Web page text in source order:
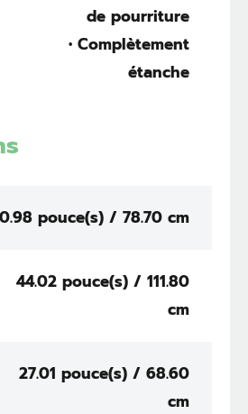
de pourriture
• Complètement
étanche
pouce(s) / 78.70 cm
44.02 pouce(s) / 111.80
cm
27.01 pouce(s) / 68.60
cm